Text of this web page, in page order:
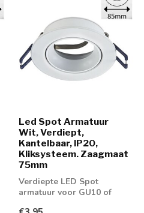
Led Spot Armatuur
Wit, Verdiept,
Kantelbaar, IP20,
Kliksysteem. Zaagmaat
75mm
Verdiepte LED Spot
armatuur voor GU10 of